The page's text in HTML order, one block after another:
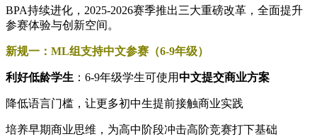
BPA持续进化，2025-2026赛季推出三大重磅改革，全面提升
参赛体验与创新空间。
新规一：ML组支持中文参赛（6-9年级）
利好低龄学生 ：6-9年级学生可使用中文提交商业方案
降低语言门槛，让更多初中生提前接触商业实践
培养早期商业思维，为高中阶段冲击高阶竞赛打下基础